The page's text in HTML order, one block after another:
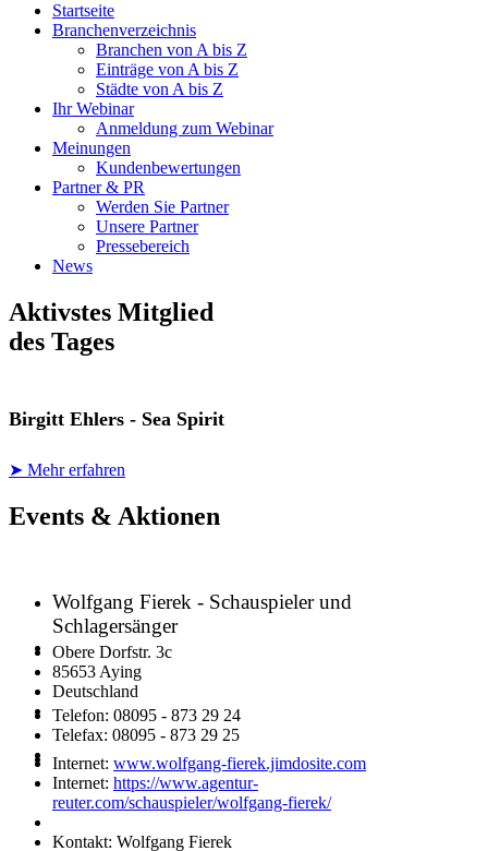
Startseite
Branchenverzeichnis
Branchen von A bis Z
Einträge von A bis Z
Städte von A bis Z
Ihr Webinar
Anmeldung zum Webinar
Meinungen
Kundenbewertungen
Partner & PR
Werden Sie Partner
Unsere Partner
Pressebereich
News
Aktivstes Mitglied
des Tages
Birgitt Ehlers - Sea Spirit
➤ Mehr erfahren
Events & Aktionen
Wolfgang Fierek - Schauspieler und
Schlagersänger
Obere Dorfstr. 3c
85653 Aying
Deutschland
Telefon: 08095 - 873 29 24
Telefax: 08095 - 873 29 25
Internet: www.wolfgang-fierek.jimdosite.com
Internet: https://www.agentur-
reuter.com/schauspieler/wolfgang-fierek/
Kontakt: Wolfgang Fierek